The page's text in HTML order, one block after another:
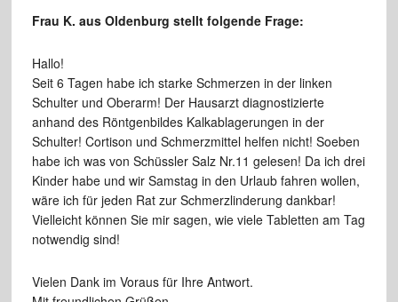
Frau K. aus Oldenburg stellt folgende Frage:
Hallo!
Seit 6 Tagen habe ich starke Schmerzen in der linken
Schulter und Oberarm! Der Hausarzt diagnostizierte
anhand des Röntgenbildes Kalkablagerungen in der
Schulter! Cortison und Schmerzmittel helfen nicht! Soeben
habe ich was von Schüssler Salz Nr.11 gelesen! Da ich drei
Kinder habe und wir Samstag in den Urlaub fahren wollen,
wäre ich für jeden Rat zur Schmerzlinderung dankbar!
Vielleicht können Sie mir sagen, wie viele Tabletten am Tag
notwendig sind!
Vielen Dank im Voraus für Ihre Antwort.